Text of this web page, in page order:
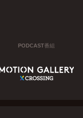
PODCAST番組